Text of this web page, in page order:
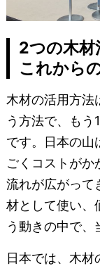
2つの木材
これから
木材の活用方法
う方法で、もう
です。日本の山
ごくコストがか
流れが広がって
材として使い、
う動きの中で、
日本では、木